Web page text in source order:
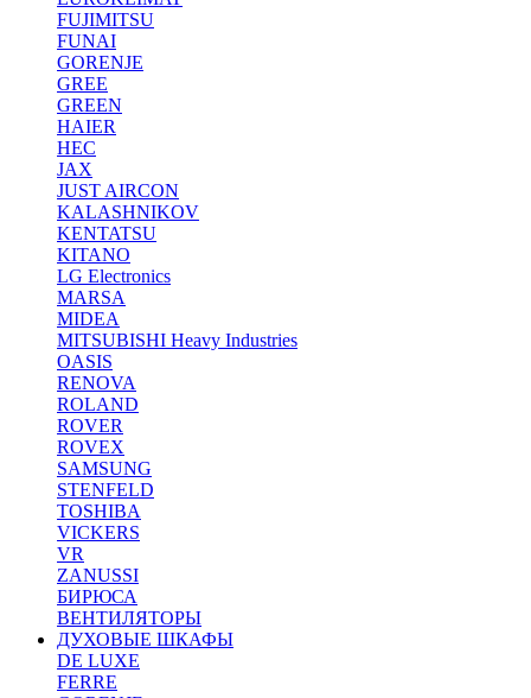
FUJIMITSU
FUNAI
GORENJE
GREE
GREEN
HAIER
HEC
JAX
JUST AIRCON
KALASHNIKOV
KENTATSU
KITANO
LG Electronics
MARSA
MIDEA
MITSUBISHI Heavy Industries
OASIS
RENOVA
ROLAND
ROVER
ROVEX
SAMSUNG
STENFELD
TOSHIBA
VICKERS
VR
ZANUSSI
БИРЮСА
ВЕНТИЛЯТОРЫ
ДУХОВЫЕ ШКАФЫ
DE LUXE
FERRE